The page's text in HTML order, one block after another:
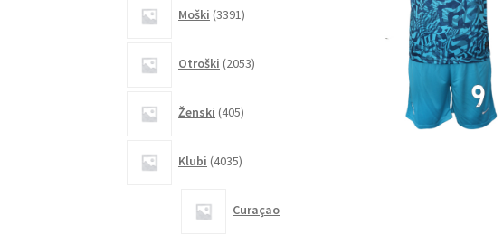
Moški 3391izdelkov
Otroški 2053izdelkov
Ženski 405izdelkov
Klubi 4035izdelkov
Curaçao